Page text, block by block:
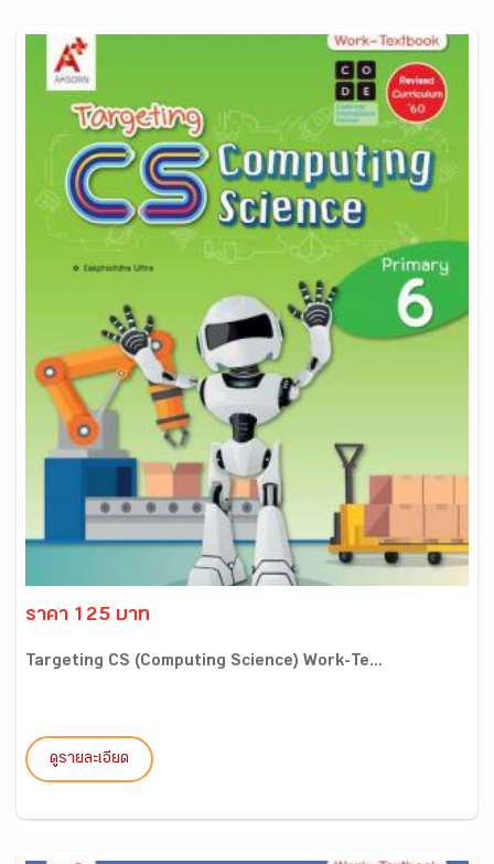
ราคา 125 บาท
Targeting CS (Computing Science) Work-Te...
ดูรายละเอียด